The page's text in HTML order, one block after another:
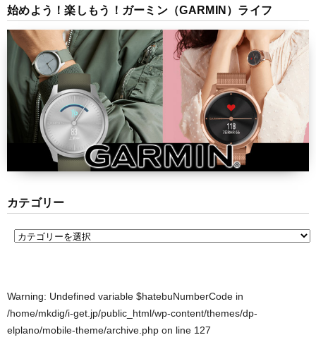
始めよう！楽しもう！ガーミン（GARMIN）ライフ
カテゴリー
Warning: Undefined variable $hatebuNumberCode in
/home/mkdig/i-get.jp/public_html/wp-content/themes/dp-
elplano/mobile-theme/archive.php on line 127